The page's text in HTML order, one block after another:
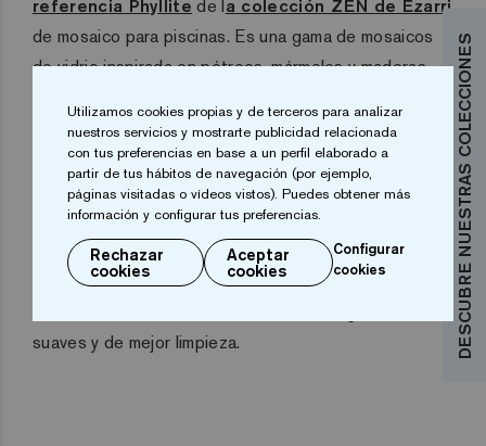
referencia Phyllite de l a colección ZEN de Ezarri
de mosaico para piscinas. Es una gama de mosaicos
de vidrio inspirada en pétreos, mármoles y maderas,
Phyllite es un mosaico mate en colores grises efecto
pétreo. Una elección que está especialmente indicada
para revestimiento de interiores, piscinas, spas,
saunas y espacios wellness. Además es una
referencia antideslizante, gracias a
Safe Steps, el
sistema antideslizante de Ezarri. Este sistema de
suaves y de mejor limpieza.
DESCUBRE NUESTRAS COLECCIONES
Utilizamos cookies propias y de terceros para analizar
nuestros servicios y mostrarte publicidad relacionada
con tus preferencias en base a un perfil elaborado a
partir de tus hábitos de navegación (por ejemplo,
páginas visitadas o vídeos vistos). Puedes obtener más
información y configurar tus preferencias.
Rechazar
cookies
Aceptar
cookies
Configurar
cookies